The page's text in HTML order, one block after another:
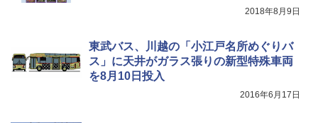
2018年8月9日
東武バス、川越の「小江戸名所めぐりバ
ス」に天井がガラス張りの新型特殊車両
を8月10日投入
2016年6月17日